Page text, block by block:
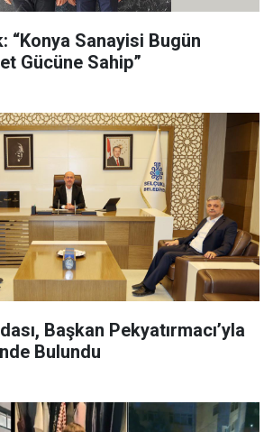
“Konya Sanayisi Bugün
Gücüne Sahip”
Bulundu